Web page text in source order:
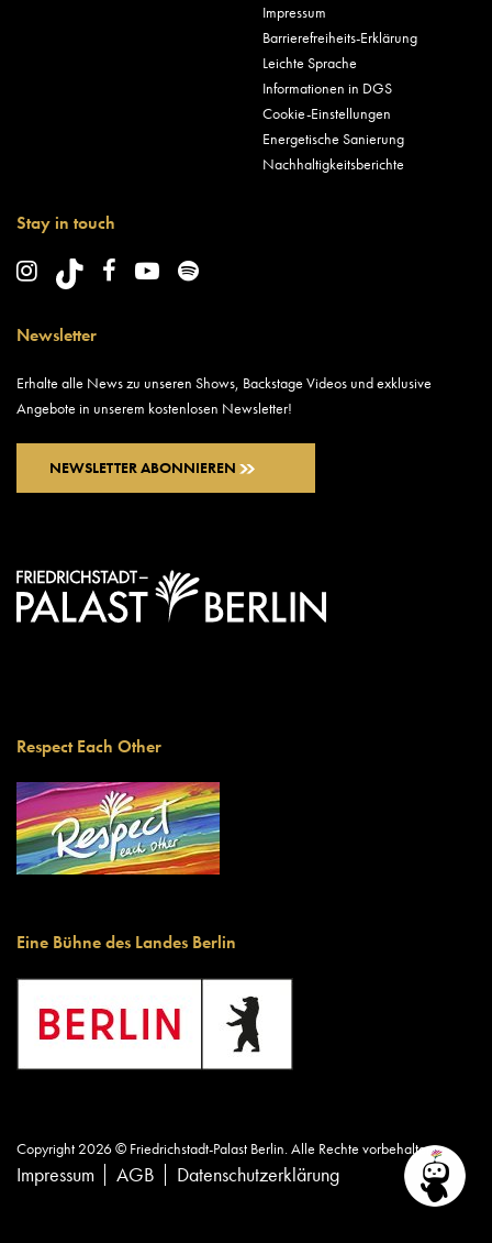
Impressum
Barrierefreiheits-Erklärung
Leichte Sprache
Informationen in DGS
Cookie-Einstellungen
Energetische Sanierung
Nachhaltigkeitsberichte
Stay in touch
Newsletter
Erhalte alle News zu unseren Shows, Backstage Videos und exklusive
Angebote in unserem kostenlosen Newsletter!
NEWSLETTER ABONNIEREN
Respect Each Other
Eine Bühne des Landes Berlin
Copyright 2026 © Friedrichstadt-Palast Berlin. Alle Rechte vorbehalten.
Impressum AGB Datenschutzerklärung